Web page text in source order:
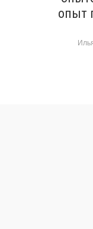
опыт